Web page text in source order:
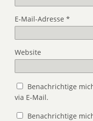
E-Mail-Adresse *
Website
Benachrichtige
via E-Mail.
Benachrichtige